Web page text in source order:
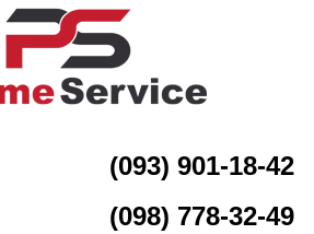
(093) 901-18-42
(098) 778-32-49